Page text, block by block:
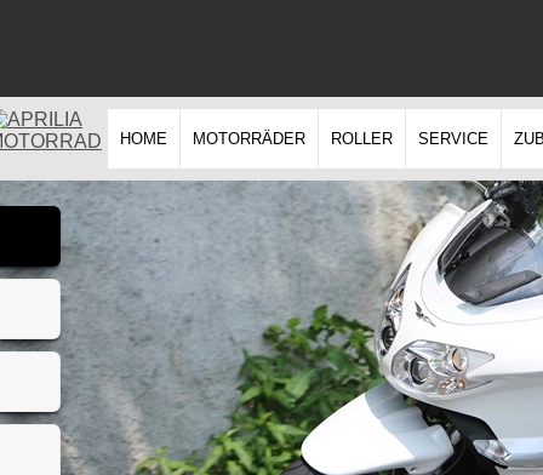
HOME MOTORRÄDER ROLLER SERVICE